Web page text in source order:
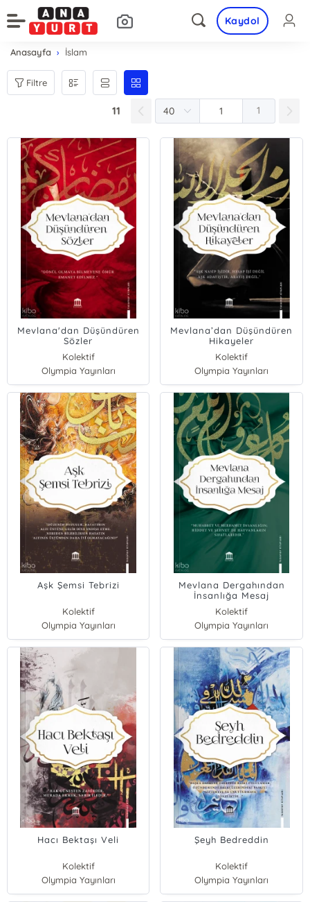
Kaydol
Anasayfa İslam
Filtre
11 1
Mevlana'dan Düşündüren
Sözler
Kolektif
Olympia Yayınları
Mevlana’dan Düşündüren
Hikayeler
Kolektif
Olympia Yayınları
Aşk Şemsi Tebrizi
Kolektif
Olympia Yayınları
Mevlana Dergahından
İnsanlığa Mesaj
Kolektif
Olympia Yayınları
Hacı Bektaşı Veli
Kolektif
Olympia Yayınları
Şeyh Bedreddin
Kolektif
Olympia Yayınları